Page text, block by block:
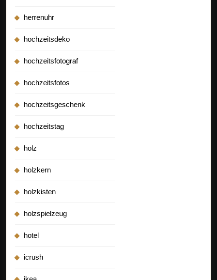
herrenuhr
hochzeitsdeko
hochzeitsfotograf
hochzeitsfotos
hochzeitsgeschenk
hochzeitstag
holz
holzkern
holzkisten
holzspielzeug
hotel
icrush